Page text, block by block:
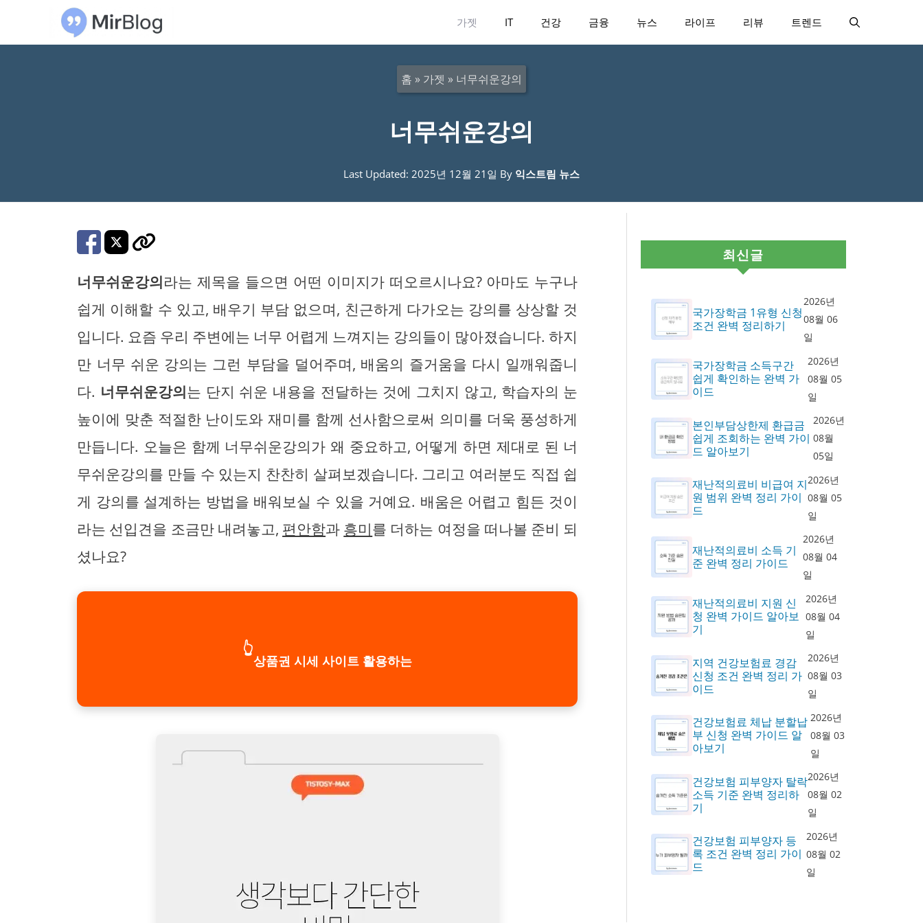
가젯 IT 건강 금융 뉴스 라이프 리뷰 트렌드
홈 » 가젯 » 너무쉬운강의
너무쉬운강의
Last Updated: 2025년 12월 21일 By 익스트림 뉴스
너무쉬운강의라는 제목을 들으면 어떤 이미지가 떠오르시나요? 아마도 누구나
쉽게 이해할 수 있고, 배우기 부담 없으며, 친근하게 다가오는 강의를 상상할 것
입니다. 요즘 우리 주변에는 너무 어렵게 느껴지는 강의들이 많아졌습니다. 하지
만 너무 쉬운 강의는 그런 부담을 덜어주며, 배움의 즐거움을 다시 일깨워줍니
다. 너무쉬운강의는 단지 쉬운 내용을 전달하는 것에 그치지 않고, 학습자의 눈
높이에 맞춘 적절한 난이도와 재미를 함께 선사함으로써 의미를 더욱 풍성하게
만듭니다. 오늘은 함께 너무쉬운강의가 왜 중요하고, 어떻게 하면 제대로 된 너
무쉬운강의를 만들 수 있는지 찬찬히 살펴보겠습니다. 그리고 여러분도 직접 쉽
게 강의를 설계하는 방법을 배워보실 수 있을 거예요. 배움은 어렵고 힘든 것이
라는 선입견을 조금만 내려놓고, 편안함과 흥미를 더하는 여정을 떠나볼 준비 되
셨나요?
👆
상품권 시세 사이트 활용하는
최신글
국가장학금 1유형 신청
조건 완벽 정리하기
2026년
08월 06
일
국가장학금 소득구간
쉽게 확인하는 완벽 가
이드
2026년
08월 05
일
본인부담상한제 환급금
쉽게 조회하는 완벽 가이
드 알아보기
2026년
08월
05일
재난적의료비 비급여 지
원 범위 완벽 정리 가이
드
2026년
08월 05
일
재난적의료비 소득 기
준 완벽 정리 가이드
2026년
08월 04
일
재난적의료비 지원 신
청 완벽 가이드 알아보
기
2026년
08월 04
일
지역 건강보험료 경감
신청 조건 완벽 정리 가
이드
2026년
08월 03
일
건강보험료 체납 분할납
부 신청 완벽 가이드 알
아보기
2026년
08월 03
일
건강보험 피부양자 탈락
소득 기준 완벽 정리하
기
2026년
08월 02
일
건강보험 피부양자 등
록 조건 완벽 정리 가이
드
2026년
08월 02
일